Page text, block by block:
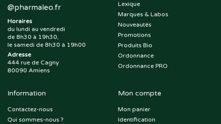
@pharmaleo.fr
Horaires
du lundi au vendredi
de 8h30 à 19h30,
le samedi de 8h30 à 19h00
Adresse
444 rue de Cagny
80090 Amiens
Lexique
Marques & Labos
Nouveautés
Promotions
Produits Bio
Ordonnance
Ordonnance PRO
Information
Contactez-nous
Qui sommes-nous ?
Mon compte
Mon panier
Identification